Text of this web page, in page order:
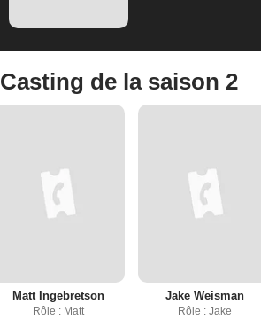
Casting de la saison 2
Matt Ingebretson
Rôle : Matt
Jake Weisman
Rôle : Jake